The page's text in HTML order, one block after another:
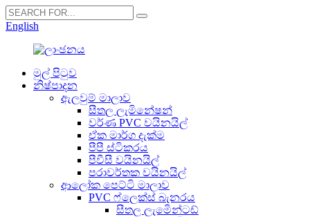
English
මුල් පිටුව
නිෂ්පාදන
ඇලවුම් මාලාව
සීතල ලැමිනේෂන්
වර්ණ PVC වයිනයිල්
ඒක මාර්ග දැක්ම
පීපී ස්ටිකරය
පීවීසී වයිනයිල්
පරාවර්තක වයිනයිල්
ආලෝක පෙට්ටි මාලාව
PVC ෆ්ලෙක්ස් බැනරය
සීතල ලැමිෙන්ටඩ්